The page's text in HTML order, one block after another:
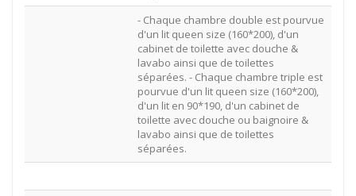
- Chaque chambre double est pourvue
d'un lit queen size (160*200), d'un
cabinet de toilette avec douche &
lavabo ainsi que de toilettes
séparées. - Chaque chambre triple est
pourvue d'un lit queen size (160*200),
d'un lit en 90*190, d'un cabinet de
toilette avec douche ou baignoire &
lavabo ainsi que de toilettes
séparées.